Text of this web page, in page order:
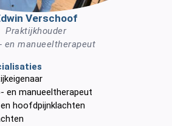
Verschoof
Praktijkhouder
en manueeltherapeut
en manueeltherapeut
hoofdpijnklachten